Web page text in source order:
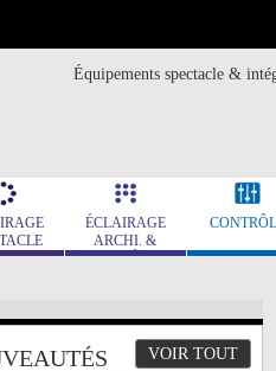
Équipements spectacle &
ÉCLAIRAGE
ARCHI. &
MUSÉO.
VOIR TOUT